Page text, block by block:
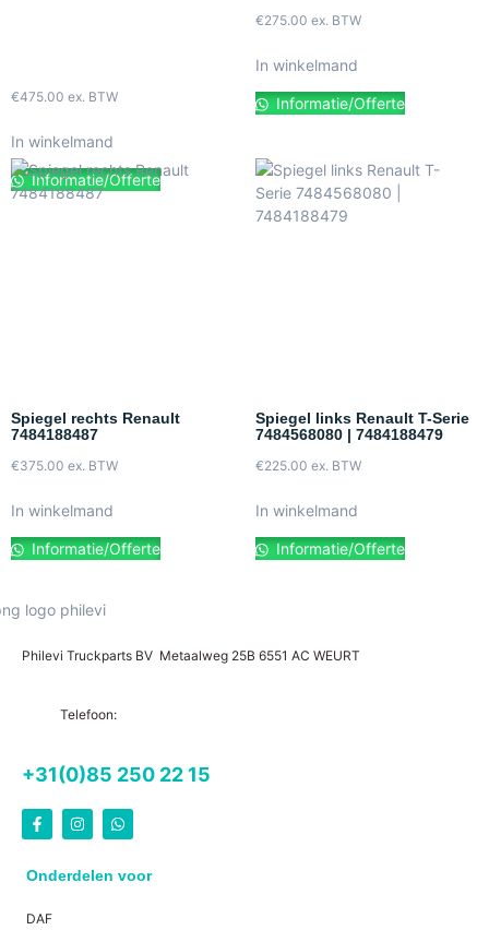
€475.00 ex. BTW
In winkelmand
Informatie/Offerte
€275.00 ex. BTW
In winkelmand
Informatie/Offerte
Spiegel rechts Renault
7484188487
€375.00 ex. BTW
In winkelmand
Informatie/Offerte
Spiegel links Renault T-Serie
7484568080 | 7484188479
€225.00 ex. BTW
In winkelmand
Informatie/Offerte
Philevi Truckparts BV Metaalweg 25B 6551 AC WEURT
Telefoon:
+31(0)85 250 22 15
Onderdelen voor
DAF